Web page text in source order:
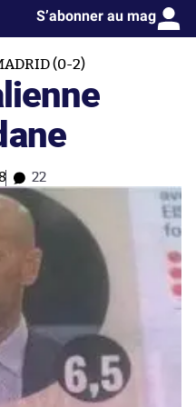
S’abonner au mag
(0-2)
22